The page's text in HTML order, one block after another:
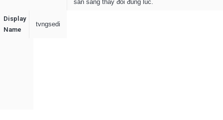
sẵn sàng thay đổi đúng lúc.
Display
Name
tvngsedi